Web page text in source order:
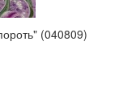
(040809)